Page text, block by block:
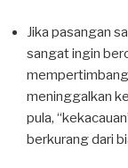
Jika pasangan
sangat ingin
meninggalkan
pula,
berkurang dari